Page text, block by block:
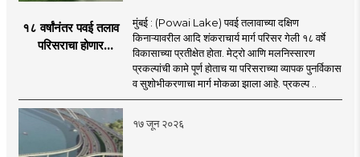
१८ वर्षांनंतर पवई तलाव
परिसराचा होणार
सुरुवात;
मुंबई : (Powai Lake) पवई तलावाच्या दक्षिण
किनाऱ्यावरील आदि शंकराचार्य मार्ग परिसर गेली १८ वर्षे
विकासाच्या प्रतीक्षेत होता. मेट्रो आणि मलनिस्सारण
प्रकल्पांची कामे पूर्ण होताच या परिसराच्या व्यापक पुनर्विकास
व सुशोभीकरणाचा मार्ग मोकळा झाला आहे. प्रकल्प ..
१७ जून २०२६